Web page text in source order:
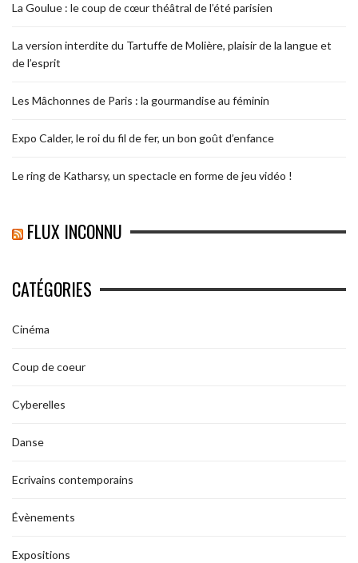
La Goulue : le coup de cœur théâtral de l’été parisien
La version interdite du Tartuffe de Molière, plaisir de la langue et
de l’esprit
Les Mâchonnes de Paris : la gourmandise au féminin
Expo Calder, le roi du fil de fer, un bon goût d’enfance
Le ring de Katharsy, un spectacle en forme de jeu vidéo !
FLUX INCONNU
CATÉGORIES
Cinéma
Coup de coeur
Cyberelles
Danse
Ecrivains contemporains
Évènements
Expositions